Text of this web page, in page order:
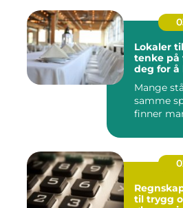
Lokaler
tenke på
deg for å
Mange
samme
finner
til trygg